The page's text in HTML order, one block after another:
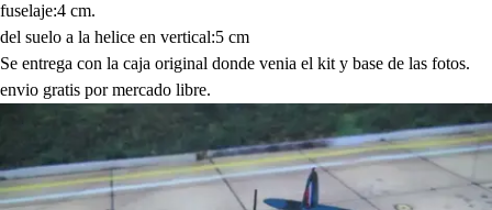
fuselaje:4 cm.
del suelo a la helice en vertical:5 cm
Se entrega con la caja original donde venia el kit y base de las fotos.
envio gratis por mercado libre.